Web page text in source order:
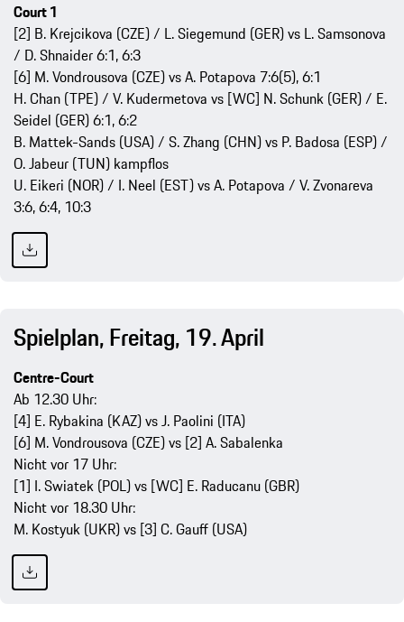
Court 1
[2] B. Krejcikova (CZE) / L. Siegemund (GER) vs L. Samsonova
/ D. Shnaider 6:1, 6:3
[6] M. Vondrousova (CZE) vs A. Potapova 7:6(5), 6:1
H. Chan (TPE) / V. Kudermetova vs [WC] N. Schunk (GER) / E.
Seidel (GER) 6:1, 6:2
B. Mattek-Sands (USA) / S. Zhang (CHN) vs P. Badosa (ESP) /
O. Jabeur (TUN) kampflos
U. Eikeri (NOR) / I. Neel (EST) vs A. Potapova / V. Zvonareva
3:6, 6:4, 10:3
Spielplan, Freitag, 19. April
Centre-Court
Ab 12.30 Uhr:
[4] E. Rybakina (KAZ) vs J. Paolini (ITA)
[6] M. Vondrousova (CZE) vs [2] A. Sabalenka
Nicht vor 17 Uhr:
[1] I. Swiatek (POL) vs [WC] E. Raducanu (GBR)
Nicht vor 18.30 Uhr:
M. Kostyuk (UKR) vs [3] C. Gauff (USA)